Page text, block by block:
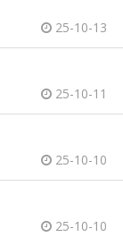
25-10-13
25-10-11
25-10-10
25-10-10